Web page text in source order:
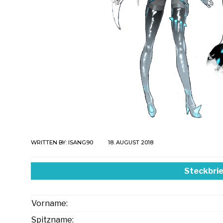
WRITTEN BY: ISANG90 18. AUGUST 2018
Vorname:
Spitzname: